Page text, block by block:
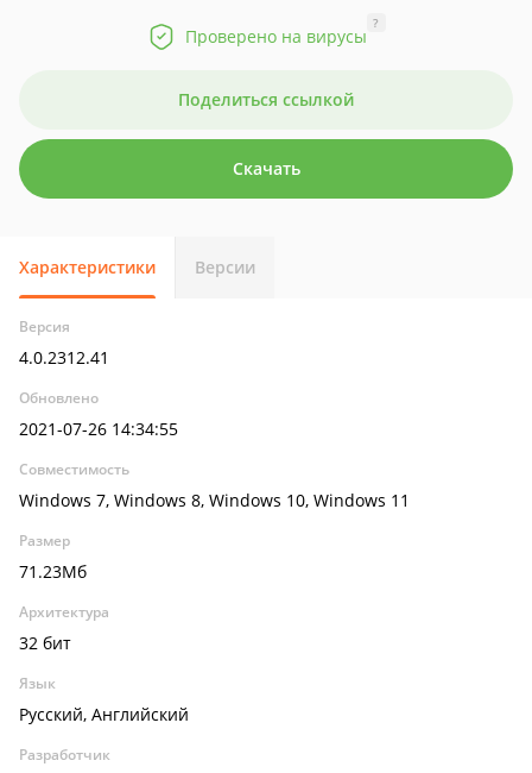
Проверено на вирусы
?
Поделиться ссылкой
Скачать
Характеристики Версии
Версия
4.0.2312.41
Обновлено
2021-07-26 14:34:55
Совместимость
Windows 7, Windows 8, Windows 10, Windows 11
Размер
71.23Мб
Архитектура
32 бит
Язык
Русский, Английский
Разработчик